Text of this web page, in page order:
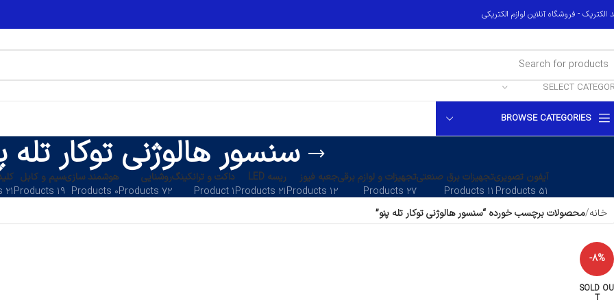
الکتریک - فروشگاه آنلاین لوازم الکتریکی
SELECT
BROWSE CATEGORIES
سنسور هالوژنی توکار تله
آیفون تصویری
۵۱ Products
تجهیزات برق صنعتی
۱۱ Products
تجهیزات و لوازم برقی
۲۷ Products
جعبه فیوز
۱۲ Products
ریسه LED
۲۱ Products
داکت و ترانکینگ
۱ Product
روشنایی
۷۲ Products
هوشمند سازی
۰ Products
سیم و کابل
۱۹ Products
۲۱ Products
خانه محصولات برچسب خورده “سنسور هالوژنی توکار تله پنو”
-8%
SOLD OU
T